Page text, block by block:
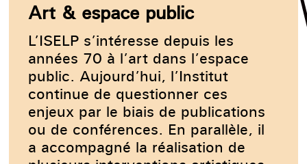
Art & espace public
L’ISELP s’intéresse depuis les
années 70 à l’art dans l’espace
public. Aujourd’hui, l’Institut
continue de questionner ces
enjeux par le biais de publications
ou de conférences. En parallèle, il
a accompagné la réalisation de